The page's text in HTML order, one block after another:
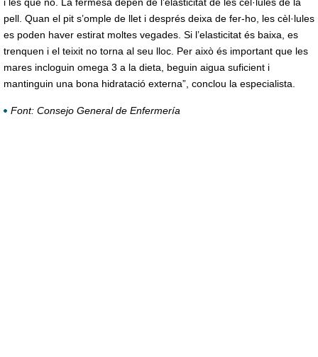
i les que no. La fermesa depèn de l’elasticitat de les cèl·lules de la
pell. Quan el pit s’omple de llet i després deixa de fer-ho, les cèl·lules
es poden haver estirat moltes vegades. Si l’elasticitat és baixa, es
trenquen i el teixit no torna al seu lloc. Per això és important que les
mares incloguin omega 3 a la dieta, beguin aigua suficient i
mantinguin una bona hidratació externa”, conclou la especialista.
Font: Consejo General de Enfermería